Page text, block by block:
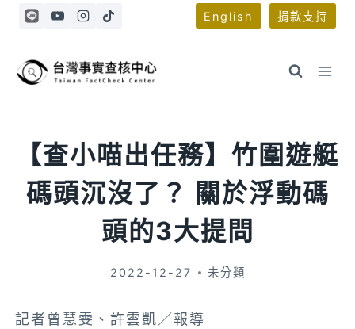
Skip
English 捐款支持
【查小喵出任務】竹圍遊艇
碼頭沉沒了？ 關於浮動碼
頭的3大提問
2022-12-27 未分類
記者曾慧雯、許雲凱／報導